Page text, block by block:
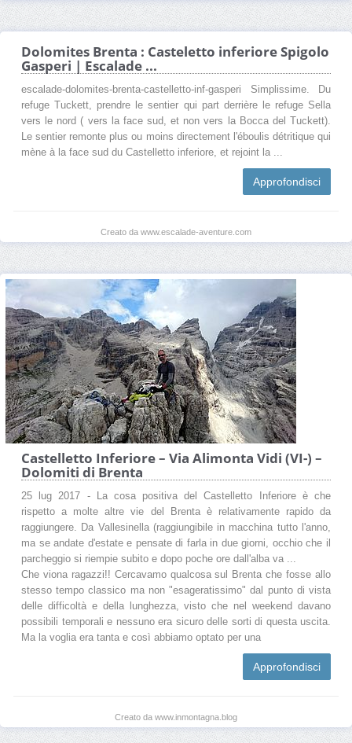
Dolomites Brenta : Casteletto inferiore Spigolo
Gasperi | Escalade ...
escalade-dolomites-brenta-castelletto-inf-gasperi Simplissime. Du
refuge Tuckett, prendre le sentier qui part derrière le refuge Sella
vers le nord ( vers la face sud, et non vers la Bocca del Tuckett).
Le sentier remonte plus ou moins directement l'éboulis détritique qui
mène à la face sud du Castelletto inferiore, et rejoint la ...
Approfondisci
Creato da www.escalade-aventure.com
Castelletto Inferiore – Via Alimonta Vidi (VI-) –
Dolomiti di Brenta
25 lug 2017 - La cosa positiva del Castelletto Inferiore è che
rispetto a molte altre vie del Brenta è relativamente rapido da
raggiungere. Da Vallesinella (raggiungibile in macchina tutto l'anno,
ma se andate d'estate e pensate di farla in due giorni, occhio che il
parcheggio si riempie subito e dopo poche ore dall'alba va ...
Che viona ragazzi!! Cercavamo qualcosa sul Brenta che fosse allo
stesso tempo classico ma non "esageratissimo" dal punto di vista
delle difficoltà e della lunghezza, visto che nel weekend davano
possibili temporali e nessuno era sicuro delle sorti di questa uscita.
Ma la voglia era tanta e così abbiamo optato per una
Approfondisci
Creato da www.inmontagna.blog